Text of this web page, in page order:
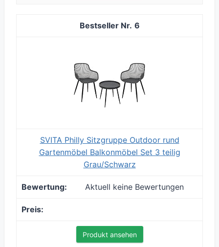
6
SVITA Philly Sitzgruppe Outdoor rund
Gartenmöbel Balkonmöbel Set 3 teilig
Grau/Schwarz
Aktuell keine Bewertungen
Produkt ansehen